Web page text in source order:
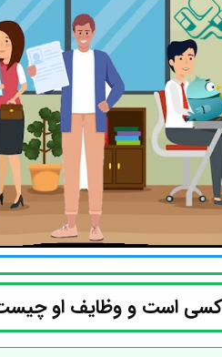
است و وظایف او